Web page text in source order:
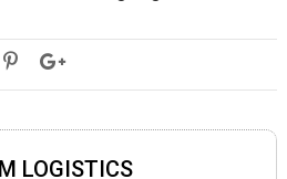
LOGISTICS